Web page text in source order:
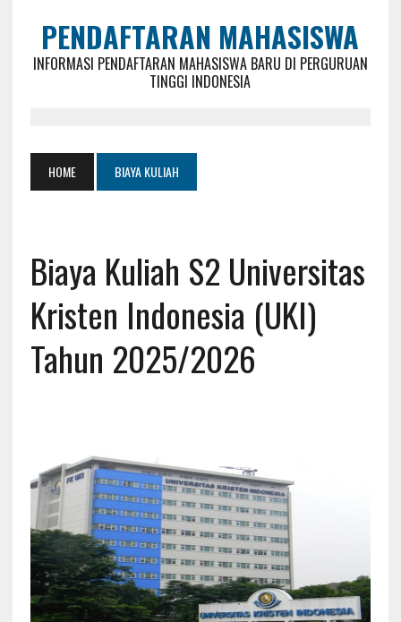
PENDAFTARAN MAHASISWA
INFORMASI PENDAFTARAN MAHASISWA BARU DI PERGURUAN
TINGGI INDONESIA
HOME BIAYA KULIAH
Biaya Kuliah S2 Universitas
Kristen Indonesia (UKI)
Tahun 2025/2026